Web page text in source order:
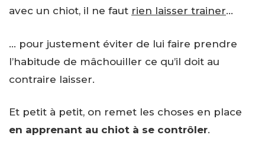
avec un chiot, il ne faut rien laisser trainer…
… pour justement éviter de lui faire prendre
l’habitude de mâchouiller ce qu’il doit au
contraire laisser.
Et petit à petit, on remet les choses en place
en apprenant au chiot à se contrôler.